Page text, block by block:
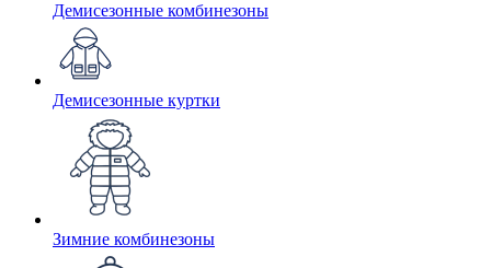
Демисезонные комбинезоны
Демисезонные куртки
Зимние комбинезоны